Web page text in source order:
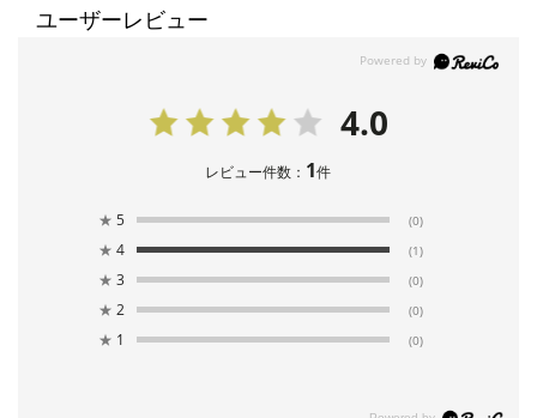
ユーザーレビュー
4.0
レビュー件数： 1件
★ 5 (0)
★ 4 (1)
★ 3 (0)
★ 2 (0)
★ 1 (0)